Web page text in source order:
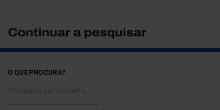
Continuar a pesquisar
O QUE PROCURA?